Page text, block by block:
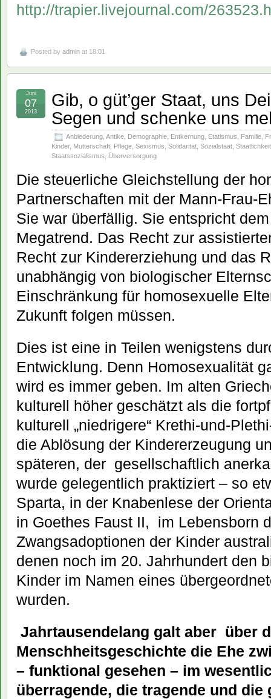
http://trapier.livejournal.com/
Posted by admin at 18:01
Gib, o güt’ger Staat, uns
Segen und schenke uns
Anbiederung Antike Demographie Entkernung Etatismus Familie
Kinder, Mutterschaft Pflege Sexismus Solidarität Sozialstaat Staatlichkeit
Staatssozialismus
Überversorgung
Juni
07
2013
Die steuerliche Gleichstellung der
Partnerschaften mit der Mann-Frau-
Sie war überfällig. Sie entspricht
Megatrend. Das Recht zur
Recht zur Kindererziehung und das
unabhängig von biologischer
Einschränkung für homosexuelle
Zukunft folgen müssen.
Dies ist eine in Teilen wenigstens
Entwicklung. Denn Homosexualität
wird es immer geben. Im alten
kulturell höher geschätzt als die
kulturell „niedrigere“ Krethi-und-
die Ablösung der Kindererzeugung
späteren, der gesellschaftlich
wurde gelegentlich praktiziert – so
Sparta, in der Knabenlese der
in Goethes Faust II, im Lebensborn
Zwangsadoptionen der Kinder
denen noch im 20. Jahrhundert den
Kinder im Namen eines
wurden.
Jahrtausendelang galt aber über
Menschheitsgeschichte die Ehe
– funktional gesehen – im
überragende, die tragende und die